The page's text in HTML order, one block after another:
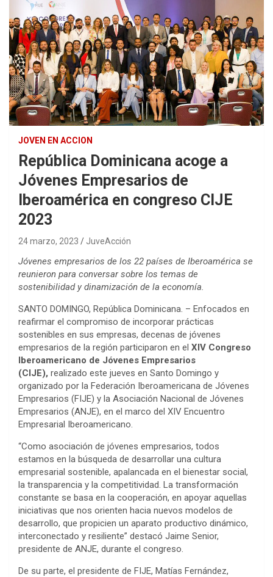
JOVEN EN ACCION
República Dominicana acoge a
Jóvenes Empresarios de
Iberoamérica en congreso CIJE
2023
24 marzo, 2023 JuveAcción
Jóvenes empresarios de los 22 países de Iberoamérica se
reunieron para conversar sobre los temas de
sostenibilidad y dinamización de la economía.
SANTO DOMINGO, República Dominicana. – Enfocados en
reafirmar el compromiso de incorporar prácticas
sostenibles en sus empresas, decenas de jóvenes
empresarios de la región participaron en el XIV Congreso
Iberoamericano de Jóvenes Empresarios
(CIJE), realizado este jueves en Santo Domingo y
organizado por la Federación Iberoamericana de Jóvenes
Empresarios (FIJE) y la Asociación Nacional de Jóvenes
Empresarios (ANJE), en el marco del XIV Encuentro
Empresarial Iberoamericano.
“Como asociación de jóvenes empresarios, todos
estamos en la búsqueda de desarrollar una cultura
empresarial sostenible, apalancada en el bienestar social,
la transparencia y la competitividad. La transformación
constante se basa en la cooperación, en apoyar aquellas
iniciativas que nos orienten hacia nuevos modelos de
desarrollo, que propicien un aparato productivo dinámico,
interconectado y resiliente” destacó Jaime Senior,
presidente de ANJE, durante el congreso.
De su parte, el presidente de FIJE, Matías Fernández,